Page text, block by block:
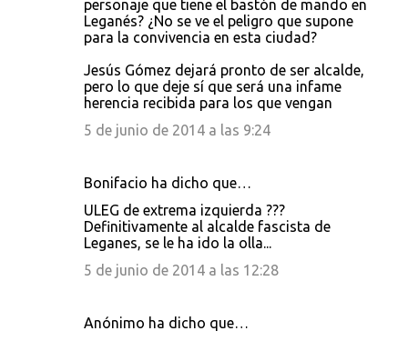
personaje que tiene el bastón de mando en
Leganés? ¿No se ve el peligro que supone
para la convivencia en esta ciudad?
Jesús Gómez dejará pronto de ser alcalde,
pero lo que deje sí que será una infame
herencia recibida para los que vengan
5 de junio de 2014 a las 9:24
Bonifacio ha dicho que…
ULEG de extrema izquierda ???
Definitivamente al alcalde fascista de
Leganes, se le ha ido la olla...
5 de junio de 2014 a las 12:28
Anónimo ha dicho que…